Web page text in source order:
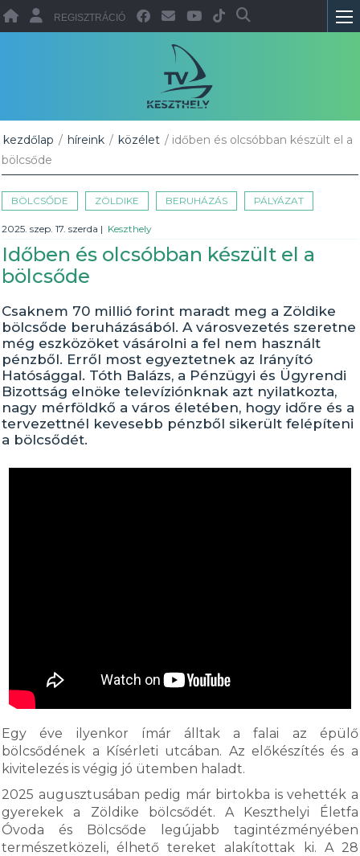
REGISZTRÁCIÓ
kezdőlap / híreink / közélet / időben és olcsóbban készült el a
bölcsőde
BÖLCSŐDE ZÖLDIKE BERUHÁZÁS PÁLYÁZAT
2025. szep. 17. szerda | Keszthely
Időben és olcsóbban készült el a
bölcsőde
Csaknem 70 millió forint maradt meg a Zöldike
bölcsőde beruházásából. A városvezetés szeretne
még eszközöket vásárolni a fel nem használt
pénzből. Erről most egyeztetnek az Irányító
Hatósággal. Tóth Balázs, a Pénzügyi és Ügyrendi
Bizottság elnöke televíziónknak azt nyilatkozta,
nagy mérföldkő a város életében, hogy időre és a
tervezettnél kevesebb pénzből sikerült felépíteni
a bölcsődét.
Egy éve ilyenkor ímár álltak a falai az épülő
bölcsődének a Kísérleti utcában. Az előkészítés és a
kivitelezés is végig jó ütemben haladt.
2025 augusztusában pedig már birtokba is vehették a
gyerekek a Zöldike bölcsődét. A Keszthelyi Életfa
Óvoda és Bölcsőde legújabb tagintézményében
természetközeli, élhető tereket alakítottak ki. A 28